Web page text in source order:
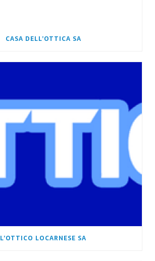
CASA DELL’OTTICA SA
L’OTTICO LOCARNESE SA